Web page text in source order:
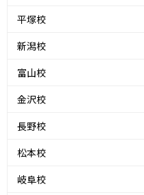
平塚校
新潟校
富山校
金沢校
長野校
松本校
岐阜校